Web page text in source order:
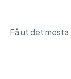
Få ut det